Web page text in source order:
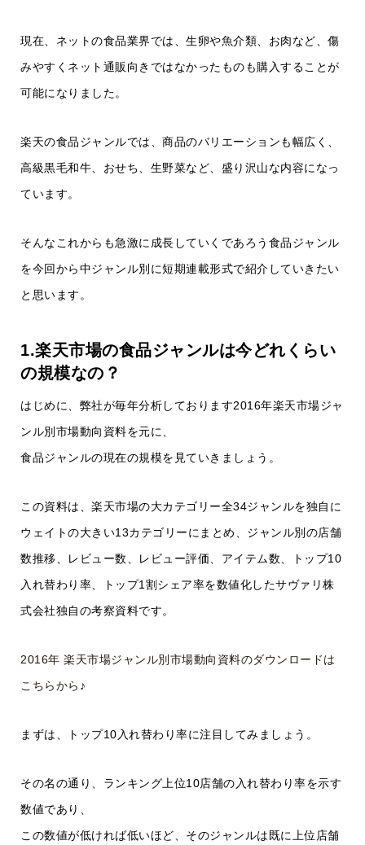
現在、ネットの食品業界では、生卵や魚介類、お肉など、傷
みやすくネット通販向きではなかったものも購入することが
可能になりました。
楽天の食品ジャンルでは、商品のバリエーションも幅広く、
高級黒毛和牛、おせち、生野菜など、盛り沢山な内容になっ
ています。
そんなこれからも急激に成長していくであろう食品ジャンル
を今回から中ジャンル別に短期連載形式で紹介していきたい
と思います。
1.楽天市場の食品ジャンルは今どれくらい
の規模なの？
はじめに、弊社が毎年分析しております2016年楽天市場ジャ
ンル別市場動向資料を元に、
食品ジャンルの現在の規模を見ていきましょう。
この資料は、楽天市場の大カテゴリー全34ジャンルを独自に
ウェイトの大きい13カテゴリーにまとめ、ジャンル別の店舗
数推移、レビュー数、レビュー評価、アイテム数、トップ10
入れ替わり率、トップ1割シェア率を数値化したサヴァリ株
式会社独自の考察資料です。
2016年 楽天市場ジャンル別市場動向資料のダウンロードは
こちらから ♪
まずは、トップ10入れ替わり率に注目してみましょう。
その名の通り、ランキング上位10店舗の入れ替わり率を示す
数値であり、
この数値が低ければ低いほど、そのジャンルは既に上位店舗